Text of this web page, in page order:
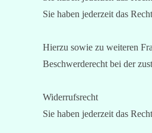
Sie haben jederzeit das
Hierzu sowie zu weiteren
Beschwerderecht bei der
Widerrufsrecht
Sie haben jederzeit das